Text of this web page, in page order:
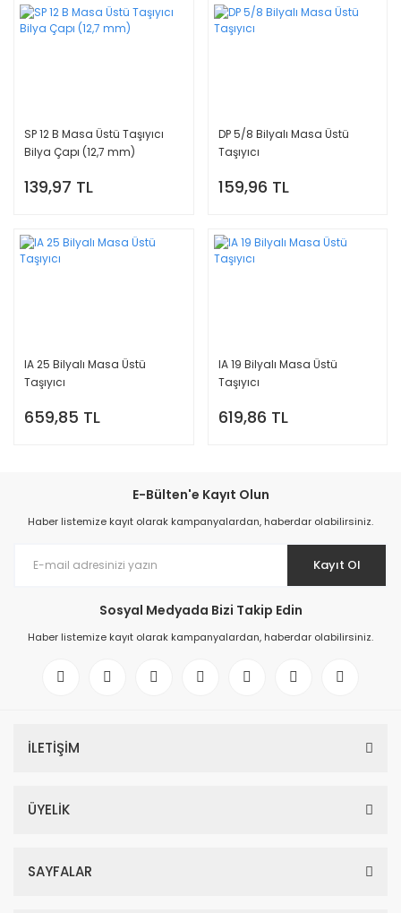
SP 12 B Masa Üstü Taşıyıcı
Bilya Çapı (12,7 mm)
139,97 TL
DP 5/8 Bilyalı Masa Üstü
Taşıyıcı
159,96 TL
IA 25 Bilyalı Masa Üstü
Taşıyıcı
659,85 TL
IA 19 Bilyalı Masa Üstü
Taşıyıcı
619,86 TL
E-Bülten'e Kayıt Olun
Haber listemize kayıt olarak kampanyalardan, haberdar olabilirsiniz.
Kayıt Ol
Sosyal Medyada Bizi Takip Edin
Haber listemize kayıt olarak kampanyalardan, haberdar olabilirsiniz.
İLETİŞİM
ÜYELİK
SAYFALAR